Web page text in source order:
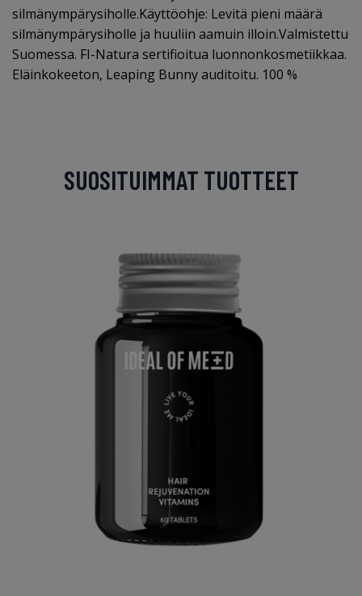
silmänympärysiholle.Käyttöohje: Levitä pieni määrä
silmänympärysiholle ja huuliin aamuin illoin.Valmistettu
Suomessa. FI-Natura sertifioitua luonnonkosmetiikkaa.
Eläinkokeeton, Leaping Bunny auditoitu. 100 %
SUOSITUIMMAT TUOTTEET